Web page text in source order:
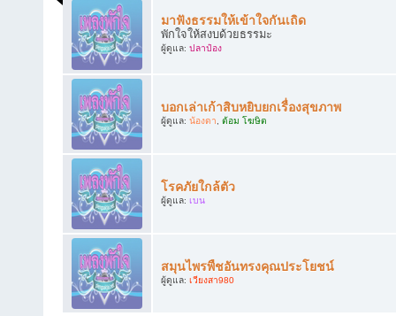
มาฟังธรรมให้เข้าใจกันเถิด
พักใจให้สงบด้วยธรรมะ
ผู้ดูแล: ปลาป๋อง
บอกเล่าเก้าสิบหยิบยกเรื่องสุขภาพ
ผู้ดูแล: น้องดา, ต้อม โฆษิต
โรคภัยใกล้ตัว
ผู้ดูแล: เบน
สมุนไพรพืชอันทรงคุณประโยชน์
ผู้ดูแล: เวียงสา980